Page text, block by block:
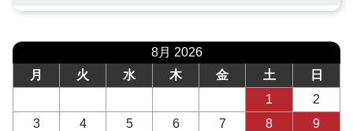
8月 2026
月
火 水 木 金 土
日
1
2
3
4 5 6 7 8
9